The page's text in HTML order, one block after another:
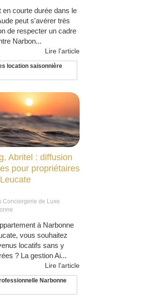
en courte durée dans le
peut s'avérer très
de respecter un cadre
Narbon...
Lire l'article
location saisonnière
Abritel : diffusion
pour propriétaires
Conciergerie de Luxe
à Narbonne
vous souhaitez
locatifs sans y
? La gestion Ai...
Lire l'article
Narbonne